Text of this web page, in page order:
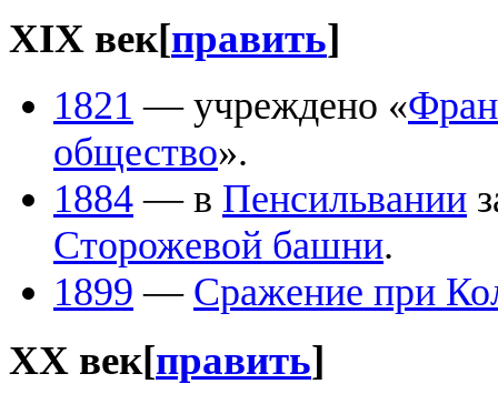
XIX век[править]
1821 — учреждено «
общество».
1884 — в Пенсильвании
Сторожевой башни.
1899 — Сражение при
XX век[править]